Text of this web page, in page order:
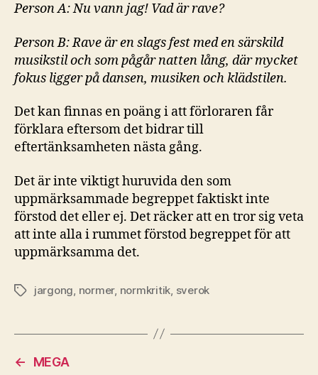
Person A: Nu vann jag! Vad är rave?
Person B: Rave är en slags fest med en särskild
musikstil och som pågår natten lång, där mycket
fokus ligger på dansen, musiken och klädstilen.
Det kan finnas en poäng i att förloraren får
förklara eftersom det bidrar till
eftertänksamheten nästa gång.
Det är inte viktigt huruvida den som
uppmärksammade begreppet faktiskt inte
förstod det eller ej. Det räcker att en tror sig veta
att inte alla i rummet förstod begreppet för att
uppmärksamma det.
Etiketter
jargong normer, normkritik sverok
←
MEGA